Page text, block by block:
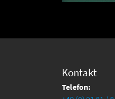
Kontakt
Telefon: